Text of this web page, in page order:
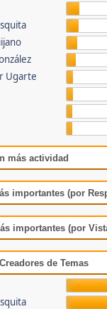
Ugarte
más actividad
importantes (por
importantes (por
de Temas